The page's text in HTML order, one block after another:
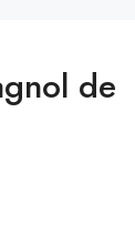
de